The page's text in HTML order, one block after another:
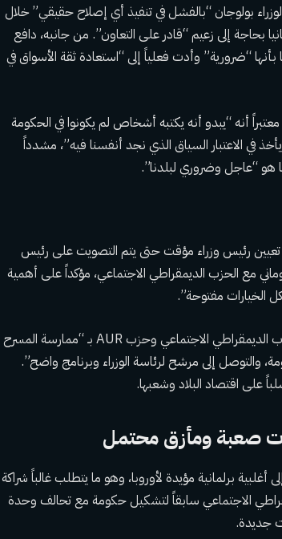
بولوجان “بالفشل في تنفيذ أي إصلاح حقيقي” خلال
بحاجة إلى زعيم “قادر على التعاون”. من جانبه، دافع
بأنها “ضرورية” وأدت فعلياً إلى “استعادة ثقة الأسواق في
أنه “يبدو أنه يكتبه أشخاص لم يكونوا في الحكومة
في الاعتبار السياق الذي نجد أنفسنا فيه”، مشدداً
هو “عاجل وضروري لبلدنا”.
تعيين رئيس وزراء مؤقت حتى يتم التصويت على رئيس
مع الحزب الديمقراطي الاجتماعي، مؤكداً على أهمية
الخيارات مفتوحة”.
في المقابل، اتهم الأمين العام لحزب بولوجان، دان موتريانو، الحزب الديمقراطي الاجتماعي وحزب AUR بـ “ممارسة المسرح
والتوصل إلى مرشح لرئاسة الوزراء وبرنامج واضح”.
على اقتصاد البلاد وشعبها.
صعبة ومأزق محتمل
برلمانية مؤيدة لأوروبا، وهو ما يتطلب غالباً شراكة
الاجتماعي سابقاً لتشكيل حكومة مع تحالف وحدة